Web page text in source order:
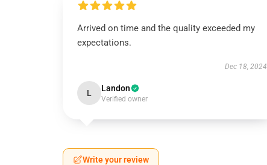
Arrived on time and the quality exceeded my
expectations.
Dec 18, 2024
L Landon
Verified owner
Write your review